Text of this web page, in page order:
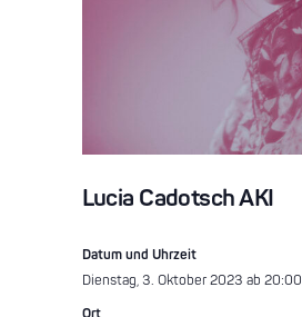
Lucia Cadotsch AKI
Datum und Uhrzeit
Dienstag, 3. Oktober 2023 ab 20:00